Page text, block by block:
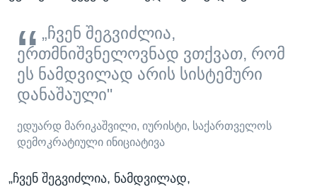
„ჩვენ შეგვიძლია,
ერთმნიშვნელოვნად ვთქვათ, რომ
ეს ნამდვილად არის სისტემური
დანაშაული"
ედუარდ მარიკაშვილი, იურისტი, საქართველოს
დემოკრატიული ინიციატივა
„ჩვენ შეგვიძლია, ნამდვილად,